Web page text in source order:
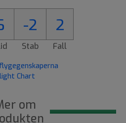
-2 2
Stab Fall
Chart
om